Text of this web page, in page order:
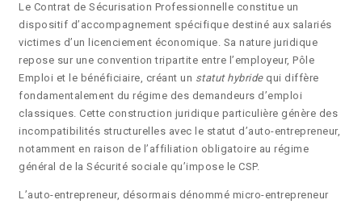
Le Contrat de Sécurisation Professionnelle constitue un
dispositif d’accompagnement spécifique destiné aux salariés
victimes d’un licenciement économique. Sa nature juridique
repose sur une convention tripartite entre l’employeur, Pôle
Emploi et le bénéficiaire, créant un statut hybride qui diffère
fondamentalement du régime des demandeurs d’emploi
classiques. Cette construction juridique particulière génère des
incompatibilités structurelles avec le statut d’auto-entrepreneur,
notamment en raison de l’affiliation obligatoire au régime
général de la Sécurité sociale qu’impose le CSP.
L’auto-entrepreneur, désormais dénommé micro-entrepreneur